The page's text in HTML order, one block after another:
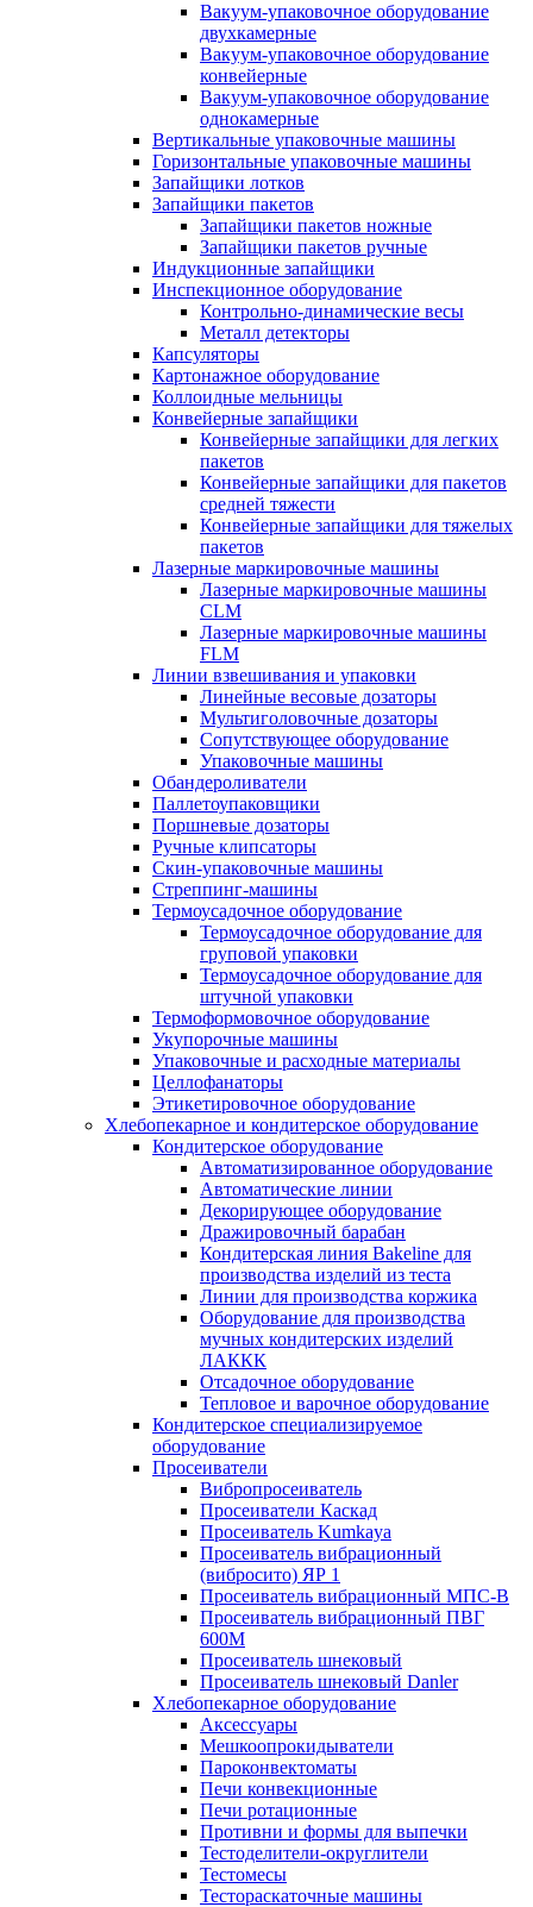
Вакуум-упаковочное оборудование
двухкамерные
Вакуум-упаковочное оборудование
конвейерные
Вакуум-упаковочное оборудование
однокамерные
Вертикальные упаковочные машины
Горизонтальные упаковочные машины
Запайщики лотков
Запайщики пакетов
Запайщики пакетов ножные
Запайщики пакетов ручные
Индукционные запайщики
Инспекционное оборудование
Контрольно-динамические весы
Металл детекторы
Капсуляторы
Картонажное оборудование
Коллоидные мельницы
Конвейерные запайщики
Конвейерные запайщики для легких
пакетов
Конвейерные запайщики для пакетов
средней тяжести
Конвейерные запайщики для тяжелых
пакетов
Лазерные маркировочные машины
Лазерные маркировочные машины
CLM
Лазерные маркировочные машины
FLM
Линии взвешивания и упаковки
Линейные весовые дозаторы
Мультиголовочные дозаторы
Сопутствующее оборудование
Упаковочные машины
Обандероливатели
Паллетоупаковщики
Поршневые дозаторы
Ручные клипсаторы
Скин-упаковочные машины
Стреппинг-машины
Термоусадочное оборудование
Термоусадочное оборудование для
груповой упаковки
Термоусадочное оборудование для
штучной упаковки
Термоформовочное оборудование
Укупорочные машины
Упаковочные и расходные материалы
Целлофанаторы
Этикетировочное оборудование
Хлебопекарное и кондитерское оборудование
Кондитерское оборудование
Автоматизированное оборудование
Автоматические линии
Декорирующее оборудование
Дражировочный барабан
Кондитерская линия Bakeline для
производства изделий из теста
Линии для производства коржика
Оборудование для производства
мучных кондитерских изделий
ЛАККК
Отсадочное оборудование
Тепловое и варочное оборудование
Кондитерское специализируемое
оборудование
Просеиватели
Вибропросеиватель
Просеиватели Каскад
Просеиватель Kumkaya
Просеиватель вибрационный
(вибросито) ЯР 1
Просеиватель вибрационный МПС-В
Просеиватель вибрационный ПВГ
600М
Просеиватель шнековый
Просеиватель шнековый Danler
Хлебопекарное оборудование
Аксессуары
Мешкоопрокидыватели
Пароконвектоматы
Печи конвекционные
Печи ротационные
Противни и формы для выпечки
Тестоделители-округлители
Тестомесы
Тестораскаточные машины